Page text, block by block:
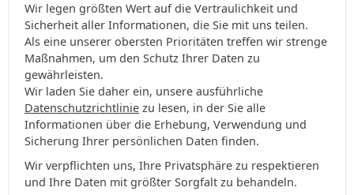
Wir legen größten Wert auf die Vertraulichkeit und
Sicherheit aller Informationen, die Sie mit uns teilen.
Als eine unserer obersten Prioritäten treffen wir strenge
Maßnahmen, um den Schutz Ihrer Daten zu
gewährleisten.
Wir laden Sie daher ein, unsere ausführliche
Datenschutzrichtlinie zu lesen, in der Sie alle
Informationen über die Erhebung, Verwendung und
Sicherung Ihrer persönlichen Daten finden.
Wir verpflichten uns, Ihre Privatsphäre zu respektieren
und Ihre Daten mit größter Sorgfalt zu behandeln.